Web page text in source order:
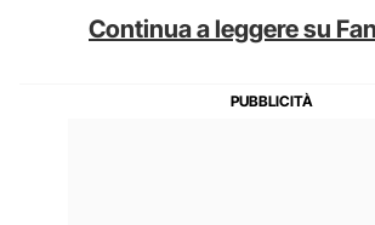
Continua a leggere su